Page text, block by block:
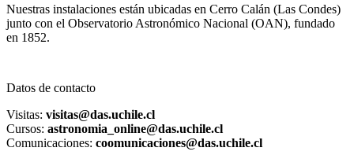
Nuestras instalaciones están ubicadas en Cerro Calán (Las Condes)
junto con el Observatorio Astronómico Nacional (OAN), fundado
en 1852.
Datos de contacto
Visitas: visitas@das.uchile.cl
Cursos: astronomia_online@das.uchile.cl
Comunicaciones: coomunicaciones@das.uchile.cl